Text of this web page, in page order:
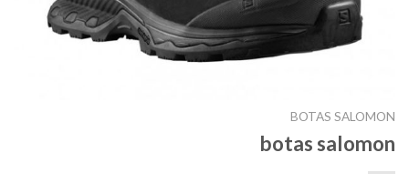
BOTAS SALOMON
botas salomon